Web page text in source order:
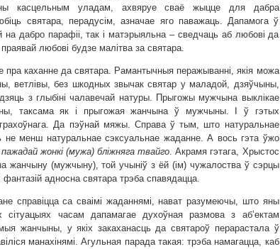
касцельным уладам, ахвяруе сваё жыцце для дабра
святара, перадусім, азначае яго паважаць. Дапамога ў
на дабро парафіі, так і матэрыяльна – сведчаць аб любові да
любові будзе малітва за святара.
каханне да святара. Рамантычныя перажыванні, якія можа
ветлівы, без шкодных звычак святар у маладой, дзяўчыны,
з глыбіні чалавечай натуры. Прыгожы мужчына выклікае
таксама як і прыгожая жанчына ў мужчыны. І ў гэтых
Да пэўнай мяжы. Справа ў тым, што натуральнае
не менш натуральнае сэксуальнае жаданне. А вось гэта ўжо
жонкі (мужа) бліжняга твайго. Акрамя гэтага, Хрыстос
жанчыну (мужчыну), той учыніў з ёй (ім) чужалоства ў сэрцы
адносна святара трэба спавядацца.
справіцца са сваімі жаданнямі, нават разумеючы, што яны
сітуацыях часам дапамагае духоўная размова з аб’ектам
жанчыны, у якіх закаханасць да святароў перарастала ў
манахінямі. Агульная парада такая: трэба намагацца, каб